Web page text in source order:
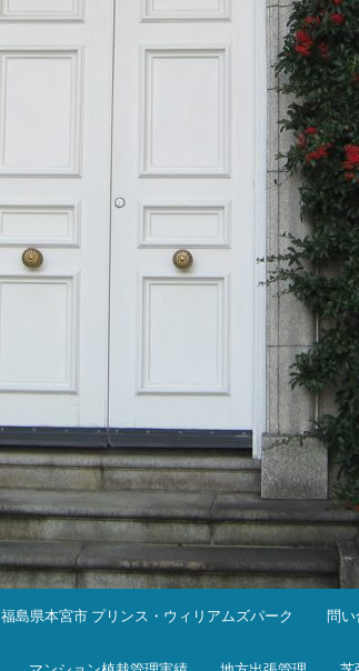
福島県本宮市 プリンス・ウィリアムズパーク 問い